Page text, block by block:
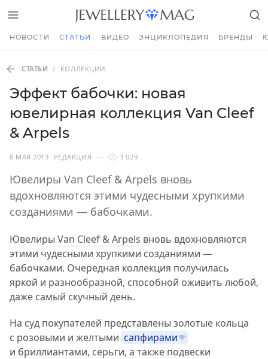
НОВОСТИ СТАТЬИ ВИДЕО ЭНЦИКЛОПЕДИЯ БРЕНДЫ
СТАТЬИ / КОЛЛЕКЦИИ
Эффект бабочки: новая
ювелирная коллекция Van Cleef
& Arpels
8 МАЯ 2013 РЕДАКЦИЯ 3 029
Ювелиры Van Cleef & Arpels вновь
вдохновляются этими чудесными хрупкими
созданиями — бабочками.
Ювелиры Van Cleef & Arpels вновь вдохновляются
этими чудесными хрупкими созданиями —
бабочками. Очередная коллекция получилась
яркой и разнообразной, способной оживить любой,
даже самый скучный день.
На суд покупателей представлены золотые кольца
с розовыми и желтыми сапфирами
и бриллиантами, серьги, а также подвески